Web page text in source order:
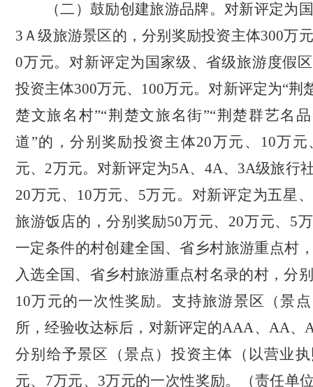
（二）鼓励创建旅游品牌。 对新评定为
3Ａ级旅游景区的，分别奖励投资主体300万
0万元。对新评定为国家级、省级旅游度假
投资主体300万元、100万元。对新评定为“荆
楚文旅名村”“荆楚文旅名街”“荆楚群艺名
道”的，分别奖励投资主体20万元、10万
元、2万元。对新评定为5A、4A、3A级旅行
20万元、10万元、5万元。对新评定为五星
旅游饭店的，分别奖励50万元、20万元、5
一定条件的村创建全国、省乡村旅游重点村
入选全国、省乡村旅游重点村名录的村，分
10万元的一次性奖励。支持旅游景区（景
所，经验收达标后，对新评定的AAA、AA、
分别给予景区（景点）投资主体（以营业
元、7万元、3万元的一次性奖励。
（责任单